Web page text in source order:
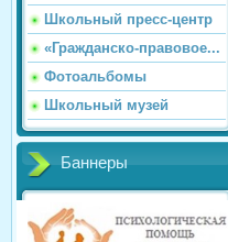
Школьный пресс-центр
«Гражданско-правовое...
Фотоальбомы
Школьный музей
Баннеры